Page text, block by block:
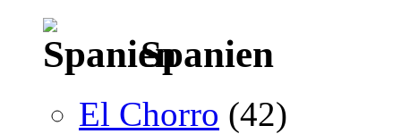
Spanien
El Chorro (42)